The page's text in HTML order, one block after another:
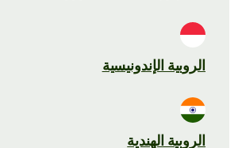
الروبية الإندونيسية
الروبية الهندية